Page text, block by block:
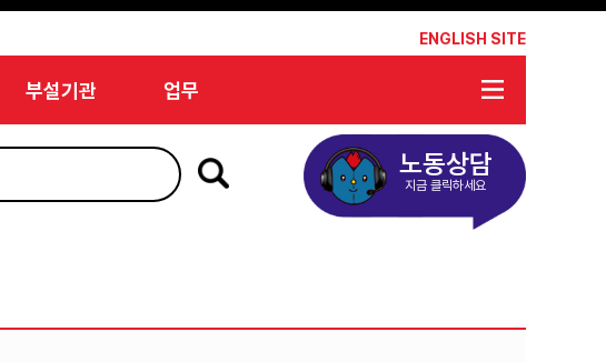
ENGLISH SITE
부설기관 업무
노동상담
지금 클릭하세요